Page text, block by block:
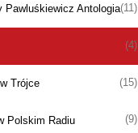
Pawluśkiewicz Antologia(11)
(4)
Trójce (15)
Polskim Radiu (9)